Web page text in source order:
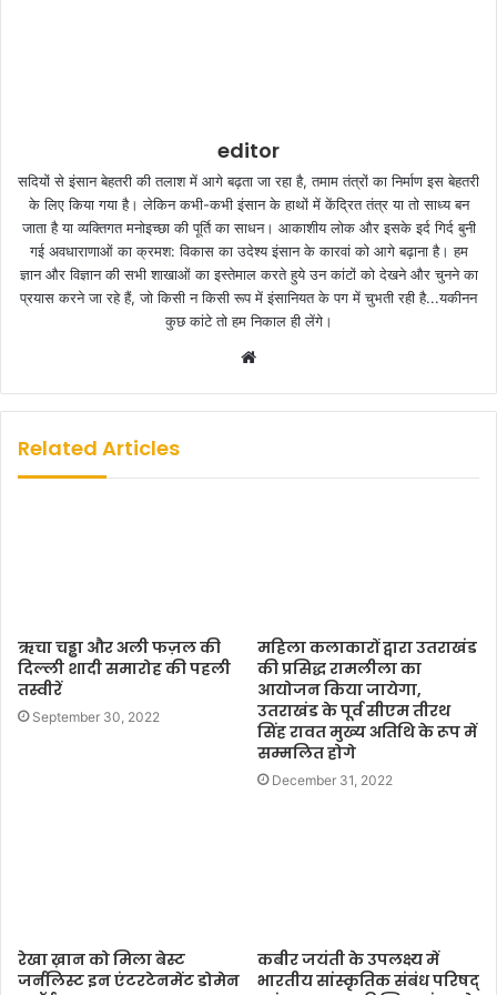
editor
सदियों से इंसान बेहतरी की तलाश में आगे बढ़ता जा रहा है, तमाम तंत्रों का निर्माण इस बेहतरी
के लिए किया गया है। लेकिन कभी-कभी इंसान के हाथों में केंद्रित तंत्र या तो साध्य बन
जाता है या व्यक्तिगत मनोइच्छा की पूर्ति का साधन। आकाशीय लोक और इसके इर्द गिर्द बुनी
गई अवधाराणाओं का क्रमश: विकास का उदेश्य इंसान के कारवां को आगे बढ़ाना है। हम
ज्ञान और विज्ञान की सभी शाखाओं का इस्तेमाल करते हुये उन कांटों को देखने और चुनने का
प्रयास करने जा रहे हैं, जो किसी न किसी रूप में इंसानियत के पग में चुभती रही है...यकीनन
कुछ कांटे तो हम निकाल ही लेंगे।
b
Related Articles
ऋचा चड्ढा और अली फज़ल की
दिल्ली शादी समारोह की पहली
तस्वीरें
September 30, 2022
महिला कलाकारों द्वारा उतराखंड
की प्रसिद्ध रामलीला का
आयोजन किया जायेगा,
उतराखंड के पूर्व सीएम तीरथ
सिंह रावत मुख्य अतिथि के रूप में
सम्मलित होगे
December 31, 2022
रेखा ख़ान को मिला बेस्ट
जर्नलिस्ट इन एंटरटेनमेंट डोमेन
कबीर जयंती के उपलक्ष्य में
भारतीय सांस्कृतिक संबंध परिषद्